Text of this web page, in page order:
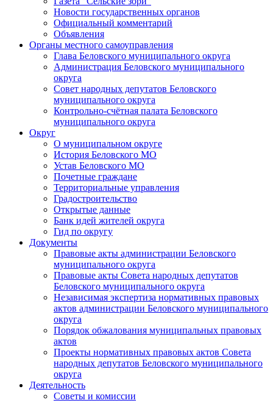
Новости государственных органов
Официальный комментарий
Объявления
Органы местного самоуправления
Глава Беловского муниципального округа
Администрация Беловского муниципального
округа
Совет народных депутатов Беловского
муниципального округа
Контрольно-счётная палата Беловского
муниципального округа
Округ
О муниципальном округе
История Беловского МО
Устав Беловского МО
Почетные граждане
Территориальные управления
Градостроительство
Открытые данные
Банк идей жителей округа
Гид по округу
Документы
Правовые акты администрации Беловского
муниципального округа
Правовые акты Совета народных депутатов
Беловского муниципального округа
Независимая экспертиза нормативных правовых
актов администрации Беловского муниципального
округа
Порядок обжалования муниципальных правовых
актов
Проекты нормативных правовых актов Совета
народных депутатов Беловского муниципального
округа
Деятельность
Советы и комиссии